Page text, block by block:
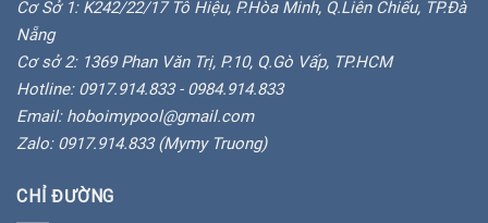
Cơ Sở 1: K242/22/17 Tô Hiệu, P.Hòa Minh, Q.Liên Chiểu, TP.Đà
Nẵng
Cơ sở 2: 1369 Phan Văn Trị, P.10, Q.Gò Vấp, TP.HCM
Hotline: 0917.914.833 - 0984.914.833
Email: hoboimypool@gmail.com
Zalo: 0917.914.833 (Mymy Truong)
CHỈ ĐƯỜNG